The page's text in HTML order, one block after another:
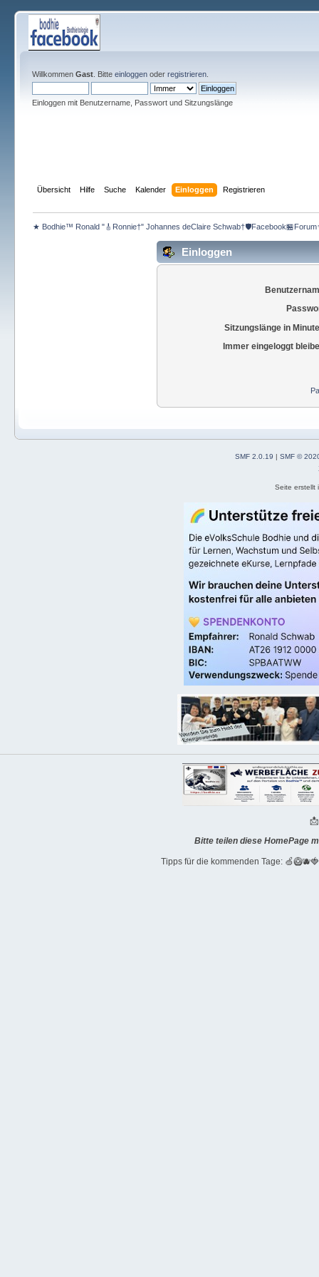
Willkommen Gast. Bitte einloggenoder registrieren.
Einloggen mit Benutzername, Passwort und Sitzungslänge
Übersicht Hilfe Suche Kalender Einloggen Registrieren
★ Bodhie™ Ronald "🎸Ronnie†" Johannes deClaire
Einloggen
Sitzungslänge in
Immer eingeloggt
SMF 2.0.19 |SMF ©
Seite erstellt
Bitte teilen diese HomePage
Tipps für die kommenden Tage: